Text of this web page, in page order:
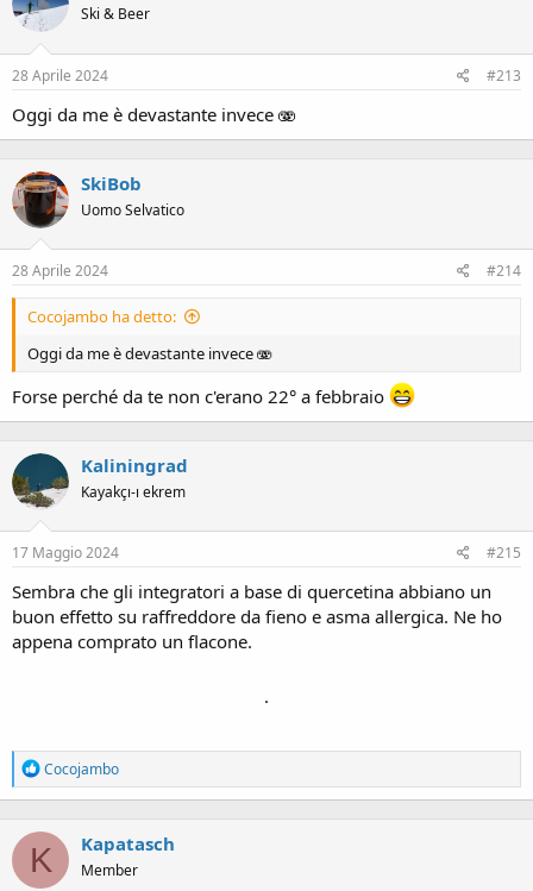
Ski & Beer
28 Aprile 2024 #213
Oggi da me è devastante invece 🫨
SkiBob
Uomo Selvatico
28 Aprile 2024 #214
Cocojambo ha detto:
Oggi da me è devastante invece 🫨
Forse perché da te non c'erano 22° a febbraio
Kaliningrad
Kayakçı-ı ekrem
17 Maggio 2024 #215
Sembra che gli integratori a base di quercetina abbiano un
buon effetto su raffreddore da fieno e asma allergica. Ne ho
appena comprato un flacone.
.
R
e
a
i
Cocojambo
K Kapatasch
Member